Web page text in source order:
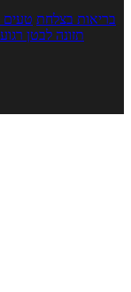
בריאות בצלחת טעים
תזונה לבטן